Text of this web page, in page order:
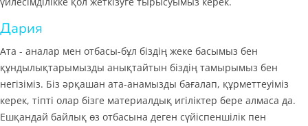
Дария
Ата - аналар мен отбасы-бұл біздің жеке басымыз бен
құндылықтарымызды анықтайтын біздің тамырымыз бен
негізіміз. Біз әрқашан ата-анамызды бағалап, құрметтеуіміз
керек, тіпті олар бізге материалдық игіліктер бере алмаса да.
Ешқандай байлық өз отбасына деген сүйіспеншілік пен